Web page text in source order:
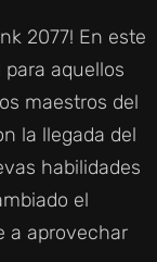
2077! En este
aquellos
maestros del
la llegada del
habilidades
el
a aprovechar